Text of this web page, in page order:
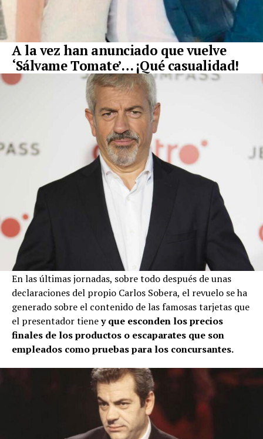
A la vez han anunciado que vuelve
‘Sálvame Tomate’… ¡Qué casualidad!
En las últimas jornadas, sobre todo después de unas
declaraciones del propio Carlos Sobera, el revuelo se ha
generado sobre el contenido de las famosas tarjetas que
el presentador tieney que esconden los precios
finales de los productos o escaparates que son
empleados como pruebas para los concursantes.